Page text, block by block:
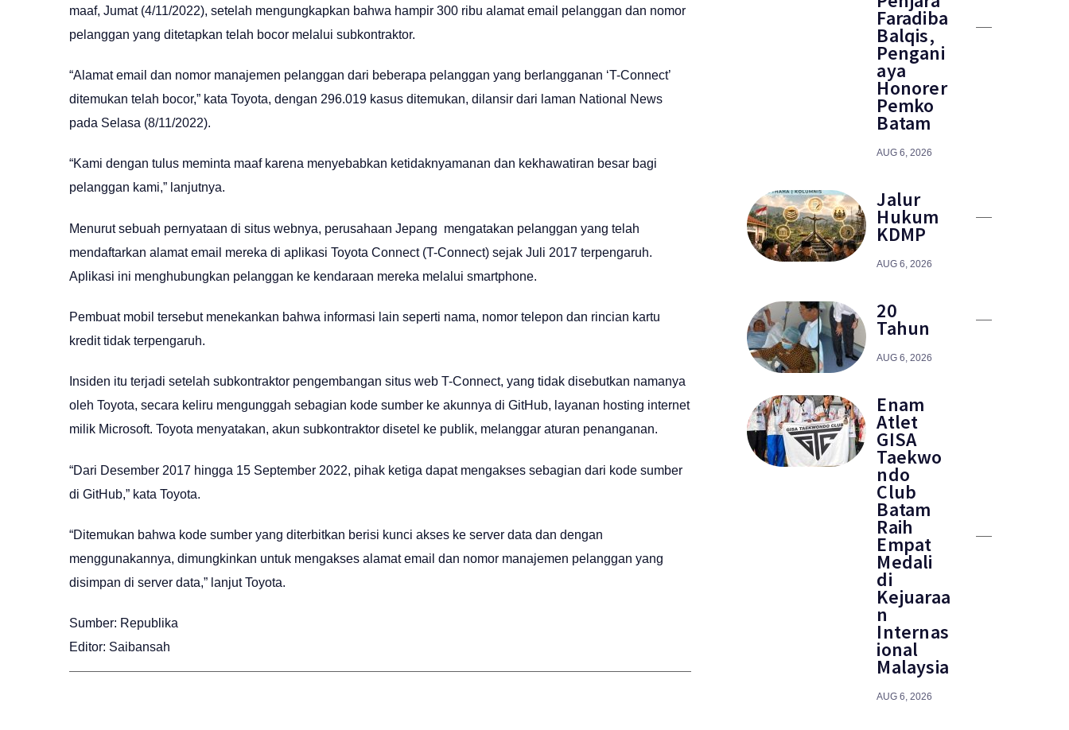
maaf, Jumat (4/11/2022), setelah mengungkapkan bahwa hampir 300 ribu alamat email pelanggan dan nomor
pelanggan yang ditetapkan telah bocor melalui subkontraktor.
“Alamat email dan nomor manajemen pelanggan dari beberapa pelanggan yang berlangganan ‘T-Connect’
ditemukan telah bocor,” kata Toyota, dengan 296.019 kasus ditemukan, dilansir dari laman National News
pada Selasa (8/11/2022).
“Kami dengan tulus meminta maaf karena menyebabkan ketidaknyamanan dan kekhawatiran besar bagi
pelanggan kami,” lanjutnya.
Menurut sebuah pernyataan di situs webnya, perusahaan Jepang mengatakan pelanggan yang telah
mendaftarkan alamat email mereka di aplikasi Toyota Connect (T-Connect) sejak Juli 2017 terpengaruh.
Aplikasi ini menghubungkan pelanggan ke kendaraan mereka melalui smartphone.
Pembuat mobil tersebut menekankan bahwa informasi lain seperti nama, nomor telepon dan rincian kartu
kredit tidak terpengaruh.
Insiden itu terjadi setelah subkontraktor pengembangan situs web T-Connect, yang tidak disebutkan namanya
oleh Toyota, secara keliru mengunggah sebagian kode sumber ke akunnya di GitHub, layanan hosting internet
milik Microsoft. Toyota menyatakan, akun subkontraktor disetel ke publik, melanggar aturan penanganan.
“Dari Desember 2017 hingga 15 September 2022, pihak ketiga dapat mengakses sebagian dari kode sumber
di GitHub,” kata Toyota.
“Ditemukan bahwa kode sumber yang diterbitkan berisi kunci akses ke server data dan dengan
menggunakannya, dimungkinkan untuk mengakses alamat email dan nomor manajemen pelanggan yang
disimpan di server data,” lanjut Toyota.
Sumber: Republika
Editor: Saibansah
Faradiba
Balqis,
Pengani
aya
Honorer
Pemko
Batam
AUG 6, 2026
Jalur
Hukum
KDMP
AUG 6, 2026
20
Tahun
AUG 6, 2026
Enam
Atlet
GISA
Taekwo
ndo
Club
Batam
Raih
Empat
Medali
di
Kejuaraa
n
Internas
ional
Malaysia
AUG 6, 2026